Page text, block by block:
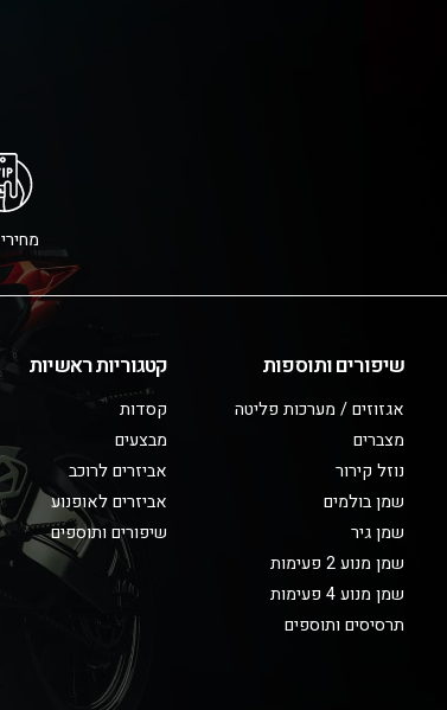
מחירי VIP
שיפורים ותוספות
אגזוזים / מערכות פליטה
מצברים
נוזל קירור
שמן בולמים
שמן גיר
שמן מנוע 2 פעימות
שמן מנוע 4 פעימות
תרסיסים ותוספים
קטגוריות ראשיות
קסדות
מבצעים
אביזרים לרוכב
אביזרים לאופנוע
שיפורים ותוספים